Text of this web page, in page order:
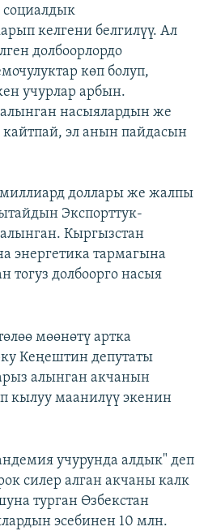
социалдык
келгени белгилүү. Ал
долбоорлордо
көп болуп,
учурлар арбын.
насыялардын же
эл анын пайдасын
доллары же жалпы
Экспорттук-
Кыргызстан
энергетика тармагына
долбоорго насыя
мөөнөтү артка
Кеңештин депутаты
алынган акчанын
кылуу маанилүү экенин
учурунда алдык" деп
силер алган акчаны калк
турган Өзбекстан
эсебинен 10 млн.